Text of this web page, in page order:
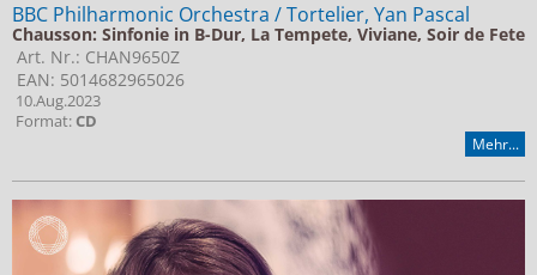
BBC Philharmonic Orchestra / Tortelier, Yan Pascal
Chausson: Sinfonie in B-Dur, La Tempete, Viviane, Soir de Fete
Art. Nr.: CHAN9650Z
EAN: 5014682965026
10.Aug.2023
Format:CD
Mehr...